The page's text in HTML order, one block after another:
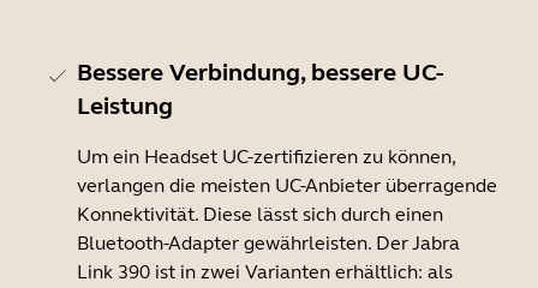
Bessere Verbindung, bessere UC-
Leistung
Um ein Headset UC-zertifizieren zu können,
verlangen die meisten UC-Anbieter überragende
Konnektivität. Diese lässt sich durch einen
Bluetooth-Adapter gewährleisten. Der Jabra
Link 390 ist in zwei Varianten erhältlich: als